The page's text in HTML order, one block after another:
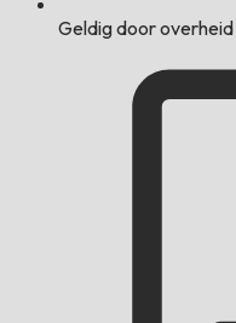
Geldig door